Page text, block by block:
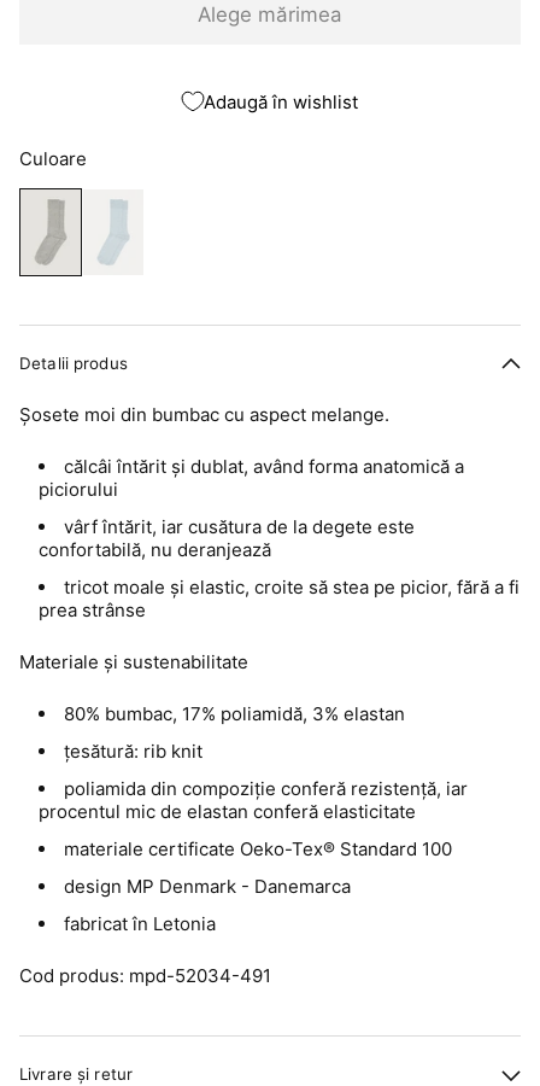
Alege mărimea
Adaugă în wishlist
Culoare
Detalii produs
Șosete moi din bumbac cu aspect melange.
călcâi întărit și dublat, având forma anatomică a
piciorului
vârf întărit, iar cusătura de la degete este
confortabilă, nu deranjează
tricot moale și elastic, croite să stea pe picior, fără a fi
prea strânse
Materiale și sustenabilitate
80% bumbac, 17% poliamidă, 3% elastan
țesătură: rib knit
poliamida din compoziție conferă rezistență, iar
procentul mic de elastan conferă elasticitate
materiale certificate Oeko-Tex® Standard 100
design MP Denmark - Danemarca
fabricat în Letonia
Cod produs: mpd-52034-491
Livrare și retur